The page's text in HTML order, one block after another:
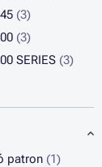
(3)
(3)
SERIES (3)
patron (1)